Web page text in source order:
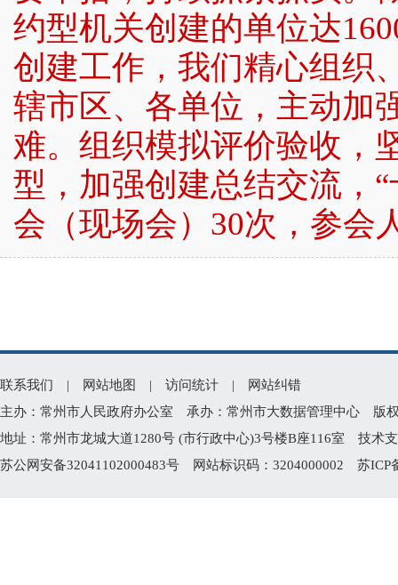
联系我们 | 网站地图 | 访问统计 |
网站纠错
主办：常州市人民政府办公室 承办：常州市大数据管理中心 版
地址：常州市龙城大道1280号 (市行政中心)3号楼B座116室 技术
苏公网安备32041102000483号 网站标识码：3204000002 苏ICP